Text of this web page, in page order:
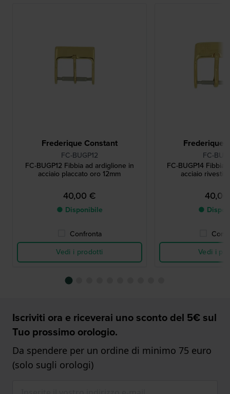
Frederique Constant
FC-BUGP12
FC-BUGP12 Fibbia ad ardiglione in
acciaio placcato oro 12mm
40,00 €
● Disponibile
Confronta
Vedi i prodotti
Frederique
FC-
FC-BUGP14 Fibbia
acciaio
●
Vedi i
Iscriviti ora e riceverai uno sconto del 5€ sul
Tuo prossimo orologio.
Da spendere per un ordine di minimo 75 euro
(solo sugli orologi)